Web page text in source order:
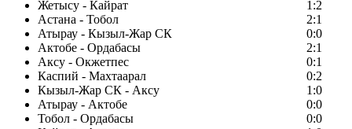
Жетысу - Кайрат
1:2
Астана - Тобол
2:1
Атырау - Кызыл-Жар СК
0:0
Актобе - Ордабасы
2:1
Аксу - Окжетпес
0:1
Каспий - Махтаарал
0:2
Кызыл-Жар СК - Аксу
1:0
Атырау - Актобе
0:0
Тобол - Ордабасы
0:0